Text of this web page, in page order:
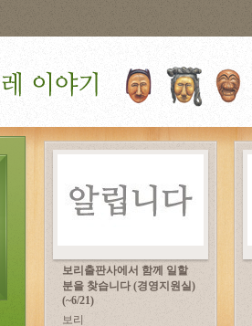
보리출판사에서 함께 일할
분을 찾습니다 (경영지원실)
(~6/21)
보리